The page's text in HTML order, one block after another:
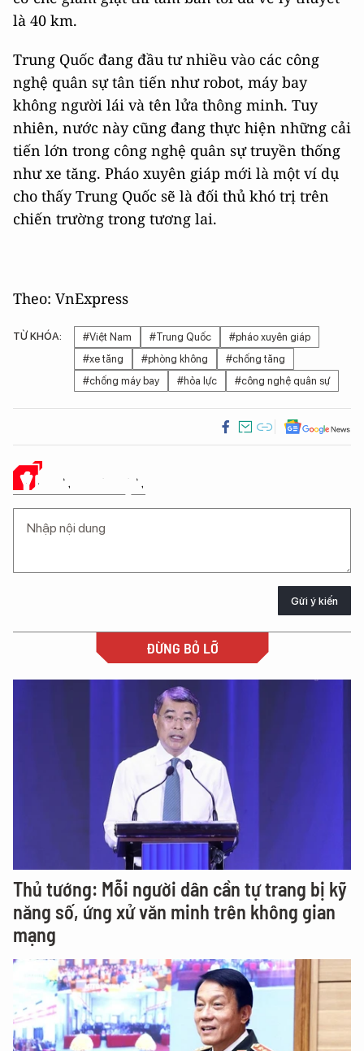
là 40 km.
Trung Quốc đang đầu tư nhiều vào các công
nghệ quân sự tân tiến như robot, máy bay
không người lái và tên lửa thông minh. Tuy
nhiên, nước này cũng đang thực hiện những cải
tiến lớn trong công nghệ quân sự truyền thống
như xe tăng. Pháo xuyên giáp mới là một ví dụ
cho thấy Trung Quốc sẽ là đối thủ khó trị trên
chiến trường trong tương lai.
Theo: VnExpress
TỪ KHÓA: #Việt Nam #Trung Quốc
#pháo xuyên giáp
#xe tăng
#phòng không
#chống tăng
#chống máy bay
#hỏa lực #công nghệ quân sự
Ý KIẾN CỦA BẠN
Gửi ý kiến
ĐỪNG BỎ LỠ
Thủ tướng: Mỗi người dân cần tự trang bị kỹ
năng số, ứng xử văn minh trên không gian
mạng